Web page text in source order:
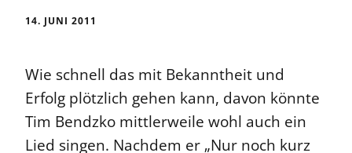
14. JUNI 2011
Wie schnell das mit Bekanntheit und
Erfolg plötzlich gehen kann, davon könnte
Tim Bendzko mittlerweile wohl auch ein
Lied singen. Nachdem er „Nur noch kurz